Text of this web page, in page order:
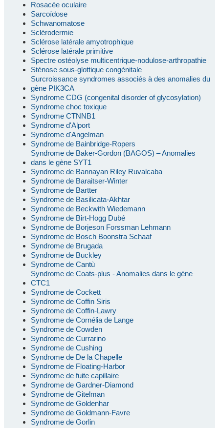
Rosacée oculaire
Sarcoïdose
Schwanomatose
Sclérodermie
Sclérose latérale amyotrophique
Sclérose latérale primitive
Spectre ostéolyse multicentrique-nodulose-arthropathie
Sténose sous-glottique congénitale
Surcroissance syndromes associés à des anomalies du
gène PIK3CA
Syndrome CDG (congenital disorder of glycosylation)
Syndrome choc toxique
Syndrome CTNNB1
Syndrome d'Alport
Syndrome d'Angelman
Syndrome de Bainbridge-Ropers
Syndrome de Baker-Gordon (BAGOS) – Anomalies
dans le gène SYT1
Syndrome de Bannayan Riley Ruvalcaba
Syndrome de Baraitser-Winter
Syndrome de Bartter
Syndrome de Basilicata-Akhtar
Syndrome de Beckwith Wiedemann
Syndrome de Birt-Hogg Dubé
Syndrome de Borjeson Forssman Lehmann
Syndrome de Bosch Boonstra Schaaf
Syndrome de Brugada
Syndrome de Buckley
Syndrome de Cantù
Syndrome de Coats-plus - Anomalies dans le gène
CTC1
Syndrome de Cockett
Syndrome de Coffin Siris
Syndrome de Coffin-Lawry
Syndrome de Cornélia de Lange
Syndrome de Cowden
Syndrome de Currarino
Syndrome de Cushing
Syndrome de De la Chapelle
Syndrome de Floating-Harbor
Syndrome de fuite capillaire
Syndrome de Gardner-Diamond
Syndrome de Gitelman
Syndrome de Goldenhar
Syndrome de Goldmann-Favre
Syndrome de Gorlin